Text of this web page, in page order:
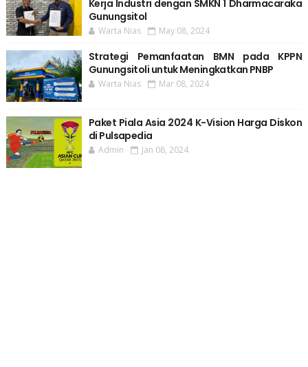
Kerja Industri dengan SMKN 1 Dharmacaraka
Gunungsitol
Warta Nias May 08, 2024
Strategi Pemanfaatan BMN pada KPPN
Gunungsitoli untuk Meningkatkan PNBP
Warta Nias Mar 08, 2024
Paket Piala Asia 2024 K-Vision Harga Diskon
di Pulsapedia
Admin Jan 08, 2024